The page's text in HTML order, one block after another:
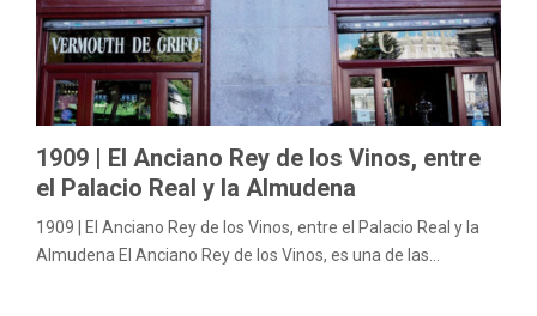
E
N
U
1909 | El Anciano Rey de los Vinos, entre
el Palacio Real y la Almudena
1909 | El Anciano Rey de los Vinos, entre el Palacio Real y la
Almudena El Anciano Rey de los Vinos, es una de las...